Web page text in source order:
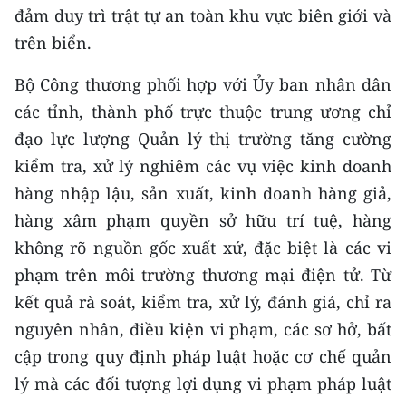
đảm duy trì trật tự an toàn khu vực biên giới và
trên biển.
Bộ Công thương phối hợp với Ủy ban nhân dân
các tỉnh, thành phố trực thuộc trung ương chỉ
đạo lực lượng Quản lý thị trường tăng cường
kiểm tra, xử lý nghiêm các vụ việc kinh doanh
hàng nhập lậu, sản xuất, kinh doanh hàng giả,
hàng xâm phạm quyền sở hữu trí tuệ, hàng
không rõ nguồn gốc xuất xứ, đặc biệt là các vi
phạm trên môi trường thương mại điện tử. Từ
kết quả rà soát, kiểm tra, xử lý, đánh giá, chỉ ra
nguyên nhân, điều kiện vi phạm, các sơ hở, bất
cập trong quy định pháp luật hoặc cơ chế quản
lý mà các đối tượng lợi dụng vi phạm pháp luật